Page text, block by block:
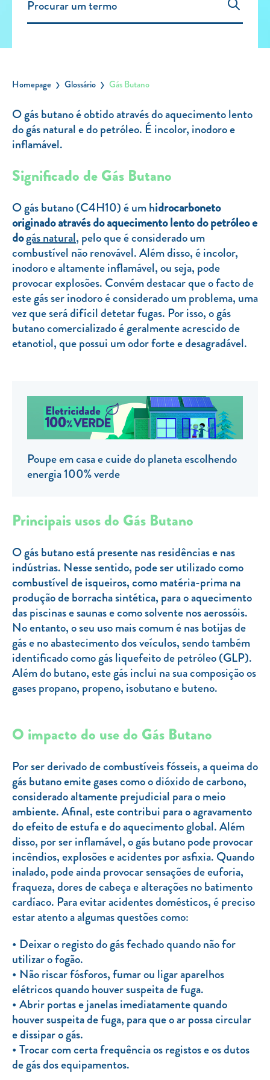
Carregar Fora de Casa
Leituras
Sobre nós
Contactos
FAQ
Blog
Mais informações
SERVIÇOS
ROTULAGEM
JUNTE-SE A NÓS
TARIFA SOCIAL
APP MOBILE
CONTADORES ELÉTRICOS
EFICIÊNCIA ENERGÉTICA
FRAUDE E SEGURANÇA
Preços de referência
Documentos úteis
Livro de reclamações
Clientes com necessidades especiais
Clientes prioritários
Resolução alternativa de litígios
Homepage Glossário Gás Butano
O gás butano é obtido através do aquecimento lento
do gás natural e do petróleo. É incolor, inodoro e
inflamável.
Significado de Gás Butano
O gás butano (C4H10) é um hidrocarboneto
originado através do aquecimento lento do petróleo e
dogás natural, pelo que é considerado um
combustível não renovável. Além disso, é incolor,
inodoro e altamente inflamável, ou seja, pode
provocar explosões. Convém destacar que o facto de
este gás ser inodoro é considerado um problema, uma
vez que será difícil detetar fugas. Por isso, o gás
butano comercializado é geralmente acrescido de
etanotiol, que possui um odor forte e desagradável.
Poupe em casa e cuide do planeta escolhendo
energia 100% verde
Principais usos do Gás Butano
O gás butano está presente nas residências e nas
indústrias. Nesse sentido, pode ser utilizado como
combustível de isqueiros, como matéria-prima na
produção de borracha sintética, para o aquecimento
das piscinas e saunas e como solvente nos aerossóis.
No entanto, o seu uso mais comum é nas botijas de
gás e no abastecimento dos veículos, sendo também
identificado como gás liquefeito de petróleo (GLP).
Além do butano, este gás inclui na sua composição os
gases propano, propeno, isobutano e buteno.
O impacto do use do Gás Butano
Por ser derivado de combustíveis fósseis, a queima do
gás butano emite gases como o dióxido de carbono,
considerado altamente prejudicial para o meio
ambiente. Afinal, este contribui para o agravamento
do efeito de estufa e do aquecimento global. Além
disso, por ser inflamável, o gás butano pode provocar
incêndios, explosões e acidentes por asfixia. Quando
inalado, pode ainda provocar sensações de euforia,
fraqueza, dores de cabeça e alterações no batimento
cardíaco. Para evitar acidentes domésticos, é preciso
estar atento a algumas questões como:
Deixar o registo do gás fechado quando não for
utilizar o fogão.
Não riscar fósforos, fumar ou ligar aparelhos
elétricos quando houver suspeita de fuga.
Abrir portas e janelas imediatamente quando
houver suspeita de fuga, para que o ar possa circular
e dissipar o gás.
Trocar com certa frequência os registos e os dutos
de gás dos equipamentos.